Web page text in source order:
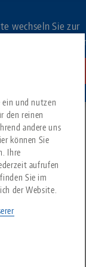
ein und nutzen
den reinen
andere uns
können Sie
Ihre
aufrufen
Sie im
der Website.
wechseln Sie zur
Inhalt zu
Hand
Suche nach
Suche nach
Um
in den